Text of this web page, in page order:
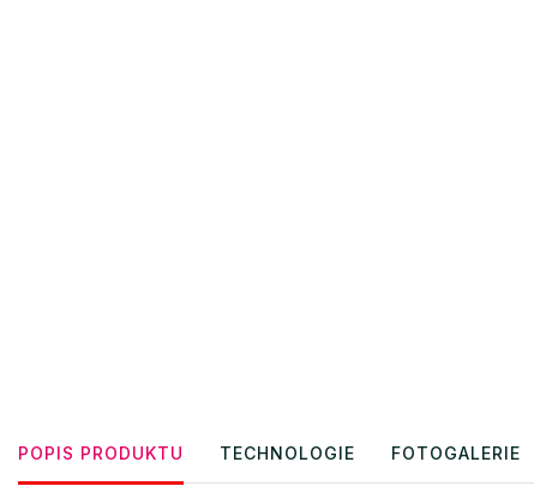
POPIS PRODUKTU TECHNOLOGIE FOTOGALERIE